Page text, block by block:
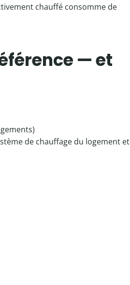
chauffé consomme de
— et
de chauffage du logement et